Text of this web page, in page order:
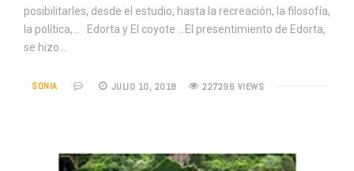
posibilitarles, desde el estudio, hasta la recreación, la filosofía,
la política,… Edorta y El coyote …El presentimiento de Edorta,
se hizo…
SONIA JULIO 10, 2018 227296 VIEWS